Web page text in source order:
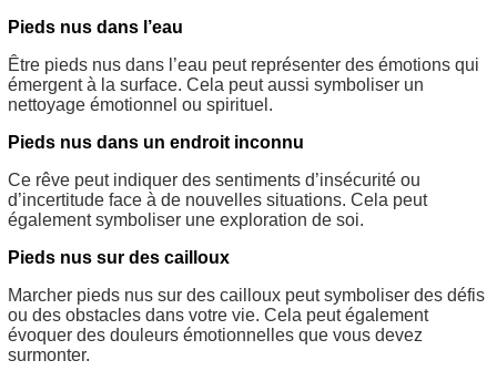
Pieds nus dans l’eau
Être pieds nus dans l’eau peut représenter des émotions qui
émergent à la surface. Cela peut aussi symboliser un
nettoyage émotionnel ou spirituel.
Pieds nus dans un endroit inconnu
Ce rêve peut indiquer des sentiments d’insécurité ou
d’incertitude face à de nouvelles situations. Cela peut
également symboliser une exploration de soi.
Pieds nus sur des cailloux
Marcher pieds nus sur des cailloux peut symboliser des défis
ou des obstacles dans votre vie. Cela peut également
évoquer des douleurs émotionnelles que vous devez
surmonter.